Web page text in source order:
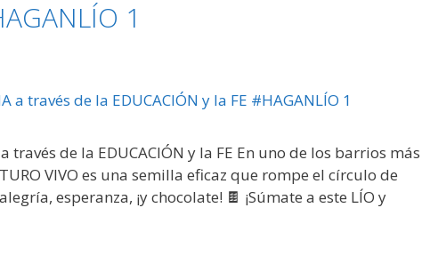
1
través de la EDUCACIÓN y la FE En uno de los barrios más
VIVO es una semilla eficaz que rompe el círculo de
esperanza, ¡y chocolate! 🍫 ¡Súmate a este LÍO y